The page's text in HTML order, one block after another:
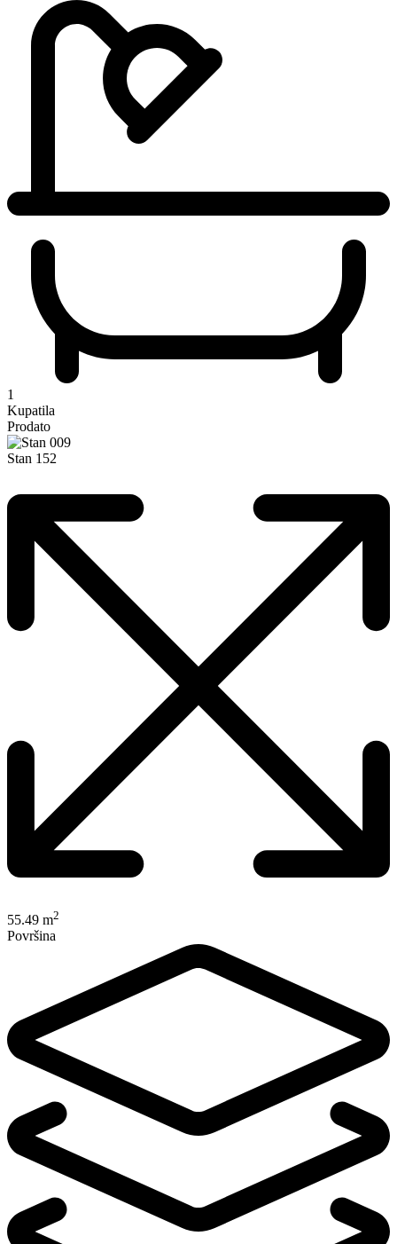
1
Kupatila
Prodato
Stan 152
55.49 m2
Površina